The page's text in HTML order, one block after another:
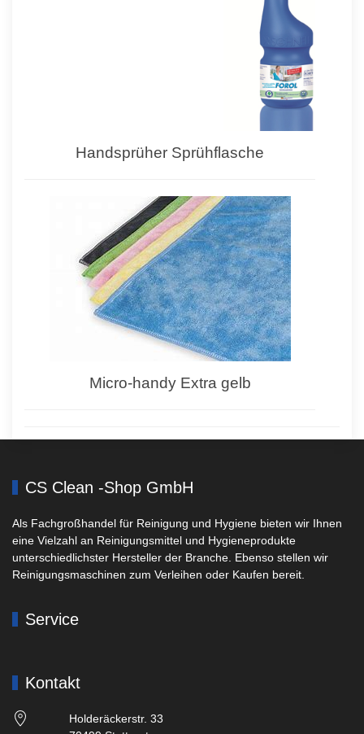
Handsprüher Sprühflasche
Micro-handy Extra gelb
CS Clean -Shop GmbH
Als Fachgroßhandel für Reinigung und Hygiene bieten wir Ihnen
eine Vielzahl an Reinigungsmittel und Hygieneprodukte
unterschiedlichster Hersteller der Branche. Ebenso stellen wir
Reinigungsmaschinen zum Verleihen oder Kaufen bereit.
Service
Kontakt
Holderäckerstr. 33